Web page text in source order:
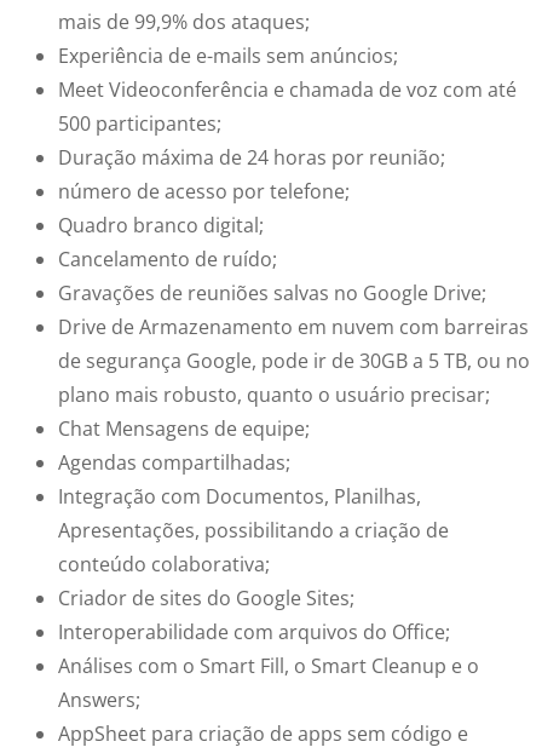
mais de 99,9% dos ataques;
Experiência de e-mails sem anúncios;
Meet Videoconferência e chamada de voz com até
500 participantes;
Duração máxima de 24 horas por reunião;
número de acesso por telefone;
Quadro branco digital;
Cancelamento de ruído;
Gravações de reuniões salvas no Google Drive;
Drive de Armazenamento em nuvem com barreiras
de segurança Google, pode ir de 30GB a 5 TB, ou no
plano mais robusto, quanto o usuário precisar;
Chat Mensagens de equipe;
Agendas compartilhadas;
Integração com Documentos, Planilhas,
Apresentações, possibilitando a criação de
conteúdo colaborativa;
Criador de sites do Google Sites;
Interoperabilidade com arquivos do Office;
Análises com o Smart Fill, o Smart Cleanup e o
Answers;
AppSheet para criação de apps sem código e